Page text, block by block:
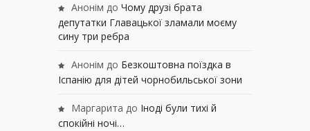
Анонім до Чому друзі брата
депутатки Главацької зламали моєму
сину три ребра
Анонім до Безкоштовна поїздка в
Іспанію для дітей чорнобильської зони
Маргарита до Іноді були тихі й
спокійні ночі…